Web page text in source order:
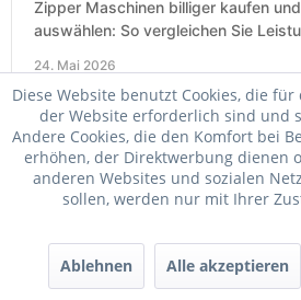
Zipper Maschinen billiger kaufen
auswählen: So vergleichen Sie
24. Mai 2026
Diese Website benutzt Cookies, die
der Website erforderlich sind und
Andere Cookies, die den Komfort bei
erhöhen, der Direktwerbung dienen
anderen Websites und sozialen
sollen, werden nur mit Ihrer
Ablehnen Alle akzeptieren